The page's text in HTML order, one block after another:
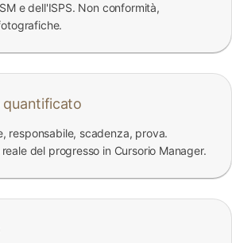
e dell'ISPS. Non conformità,
quantificato
responsabile, scadenza, prova.
del progresso in Cursorio Manager.